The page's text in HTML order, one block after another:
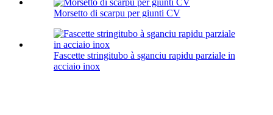
Morsetto di scarpu per giunti CV
Fascette stringitubo à sganciu rapidu parziale in
acciaio inox